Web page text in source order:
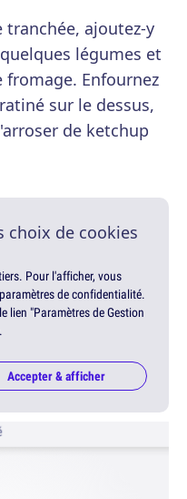
tranchée, ajoutez-y
légumes et
fromage. Enfournez
sur le dessus,
de ketchup
choix de cookies
Pour l'afficher, vous
de confidentialité.
lien "Paramètres de Gestion
Accepter & afficher